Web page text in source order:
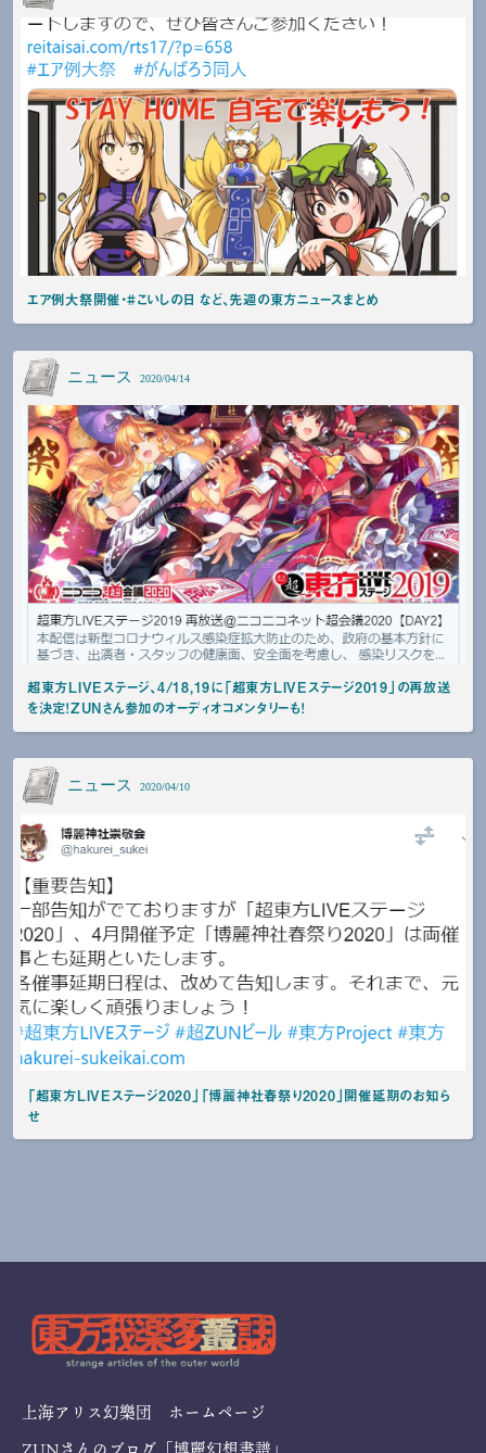
エア例大祭開催・#こいしの日 など、先週の東方ニュースまとめ
ニュース 2020/04/14
超東方LIVEステージ、4/18,19に「超東方LIVEステージ2019」の再放送
を決定！ZUNさん参加のオーディオコメンタリーも！
ニュース 2020/04/10
「超東方LIVEステージ2020」「博麗神社春祭り2020」開催延期のお知ら
せ
上海アリス幻樂団 ホームページ